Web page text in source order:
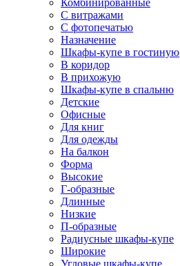
Комбинированные
С витражами
С фотопечатью
Назначение
Шкафы-купе в гостиную
В коридор
В прихожую
Шкафы-купе в спальню
Детские
Офисные
Для книг
Для одежды
На балкон
Форма
Высокие
Г-образные
Длинные
Низкие
П-образные
Радиусные шкафы-купе
Широкие
Угловые шкафы-купе